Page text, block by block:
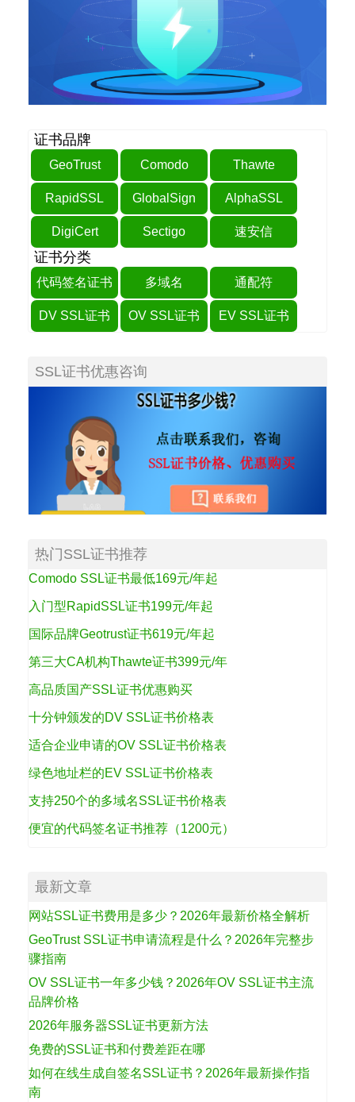
证书品牌
GeoTrust Comodo Thawte
RapidSSL GlobalSign AlphaSSL
DigiCert Sectigo 速安信
证书分类
代码签名证书 多域名 通配符
DV SSL证书 OV SSL证书 EV SSL证书
SSL证书优惠咨询
热门SSL证书推荐
Comodo SSL证书最低169元/年起
入门型RapidSSL证书199元/年起
国际品牌Geotrust证书619元/年起
第三大CA机构Thawte证书399元/年
高品质国产SSL证书优惠购买
十分钟颁发的DV SSL证书价格表
适合企业申请的OV SSL证书价格表
绿色地址栏的EV SSL证书价格表
支持250个的多域名SSL证书价格表
便宜的代码签名证书推荐（1200元）
最新文章
网站SSL证书费用是多少？2026年最新价格全解析
GeoTrust SSL证书申请流程是什么？2026年完整步
骤指南
OV SSL证书一年多少钱？2026年OV SSL证书主流
品牌价格
2026年服务器SSL证书更新方法
免费的SSL证书和付费差距在哪
如何在线生成自签名SSL证书？2026年最新操作指
南